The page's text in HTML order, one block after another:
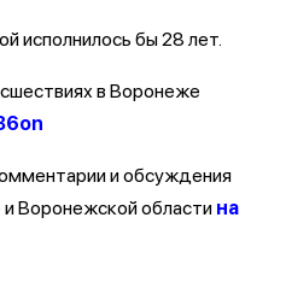
исполнилось бы 28 лет.
в Воронеже
и обсуждения
Воронежской области на